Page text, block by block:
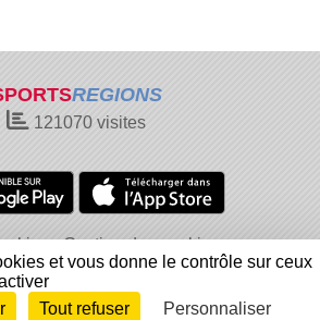
REGIONS
121070 visites
Gestion des cookies
Signaler un contenu inapproprié
Connexion
et vous donne le contrôle sur ceux
Tout refuser Personnaliser